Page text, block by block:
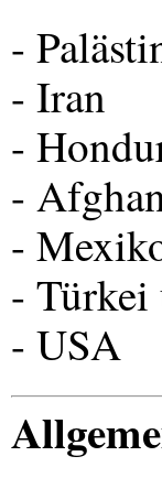
-
- Iran
-
-
-
- Türkei
- USA